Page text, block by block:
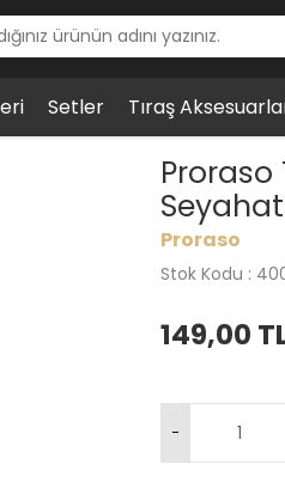
Setler Tıraş
Tıraş Köpüğü - Yeşil Çay ve Yulaf
Proraso
Proraso
Stok Kodu :
149,00